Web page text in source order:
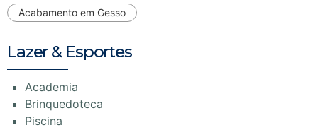
Acabamento em Gesso
Lazer & Esportes
Academia
Brinquedoteca
Piscina